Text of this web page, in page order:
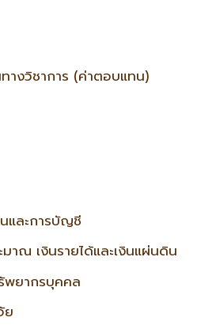
างวิชาการ (ค่าตอบแทน)
นและการบัญชี
าณ เงินรายได้และเงินแผ่นดิน
พยากรบุคคล
ย